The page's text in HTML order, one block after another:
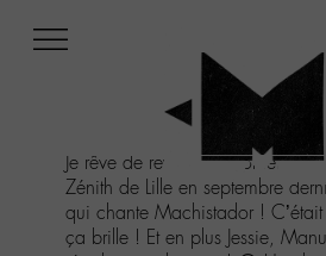
au
menu
Aller
au
Je rêve de revoir CE moment de
Zénith de Lille en septembre
qui chante Machistador !
ça brille ! Et en plus Jessie,